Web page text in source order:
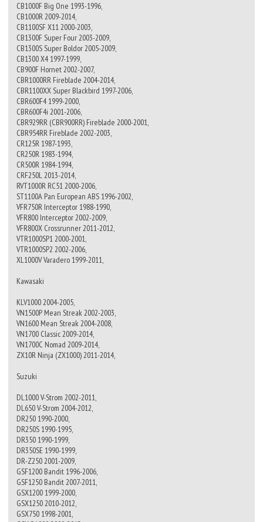
CB1000F Big One 1993-1996,
CB1000R 2009-2014,
CB1100SF X11 2000-2003,
CB1300F Super Four 2003-2009,
CB1300S Super Boldor 2005-2009,
CB1300 X4 1997-1999,
CB900F Hornet 2002-2007,
CBR1000RR Fireblade 2004-2014,
CBR1100XX Super Blackbird 1997-2006,
CBR600F4 1999-2000,
CBR600F4i 2001-2006,
CBR929RR (CBR900RR) Fireblade 2000-2001,
CBR954RR Fireblade 2002-2003,
CR125R 1987-1993,
CR250R 1983-1994,
CR500R 1984-1994,
CRF250L 2013-2014,
RVT1000R RC51 2000-2006,
ST1100A Pan European ABS 1996-2002,
VFR750R Interceptor 1988-1990,
VFR800 Interceptor 2002-2009,
VFR800X Crossrunner 2011-2012,
VTR1000SP1 2000-2001,
VTR1000SP2 2002-2006,
XL1000V Varadero 1999-2011,
Kawasaki
KLV1000 2004-2005,
VN1500P Mean Streak 2002-2003,
VN1600 Mean Streak 2004-2008,
VN1700 Classic 2009-2014,
VN1700C Nomad 2009-2014,
ZX10R Ninja (ZX1000) 2011-2014,
Suzuki
DL1000 V-Strom 2002-2011,
DL650 V-Strom 2004-2012,
DR250 1990-2000,
DR250S 1990-1995,
DR350 1990-1999,
DR350SE 1990-1999,
DR-Z250 2001-2009,
GSF1200 Bandit 1996-2006,
GSF1250 Bandit 2007-2011,
GSX1200 1999-2000,
GSX1250 2010-2012,
GSX750 1998-2001,